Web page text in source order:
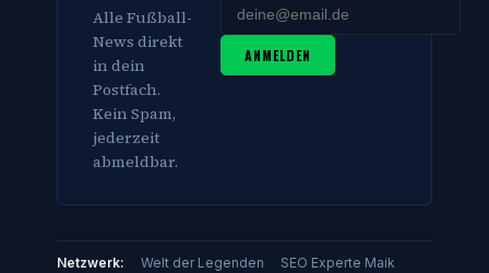
Alle Fußball-
News direkt
in dein
Postfach.
Kein Spam,
jederzeit
abmeldbar.
ANMELDEN
Netzwerk: Welt der Legenden
SEO Experte Maik